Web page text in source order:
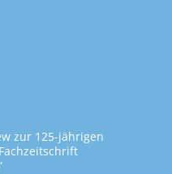
zur 125-jährigen